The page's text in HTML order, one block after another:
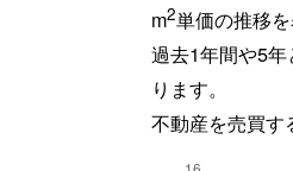
m2単価の推移を
過去1年間や5
ります。
不動産を売買す